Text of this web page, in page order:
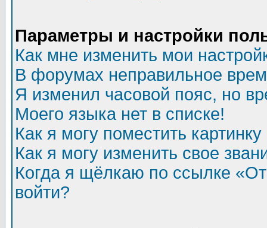
Параметры и настройки
Как мне изменить мои
В форумах неправильное
Я изменил часовой пояс, но
Моего языка нет в списке!
Как я могу поместить
Как я могу изменить свое
Когда я щёлкаю по ссылке
войти?